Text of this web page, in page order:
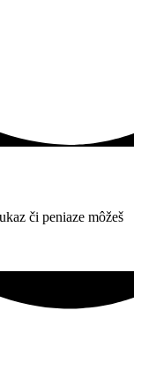
či peniaze môžeš